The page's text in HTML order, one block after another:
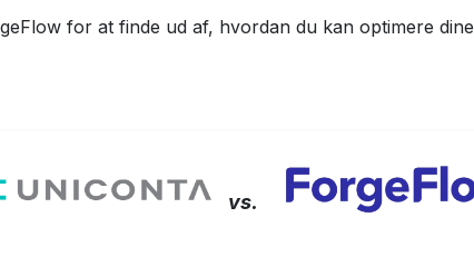
for at finde ud af, hvordan du kan optimere dine
vs.